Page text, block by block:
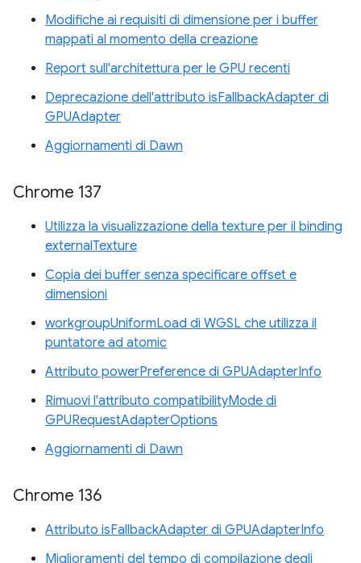
Modifiche ai requisiti di dimensione per i buffer
mappati al momento della creazione
Report sull'architettura per le GPU recenti
Deprecazione dell'attributo isFallbackAdapter di
GPUAdapter
Aggiornamenti di Dawn
Chrome 137
Utilizza la visualizzazione della texture per il binding
externalTexture
Copia dei buffer senza specificare offset e
dimensioni
workgroupUniformLoad di WGSL che utilizza il
puntatore ad atomic
Attributo powerPreference di GPUAdapterInfo
Rimuovi l'attributo compatibilityMode di
GPURequestAdapterOptions
Aggiornamenti di Dawn
Chrome 136
Attributo isFallbackAdapter di GPUAdapterInfo
Miglioramenti del tempo di compilazione degli